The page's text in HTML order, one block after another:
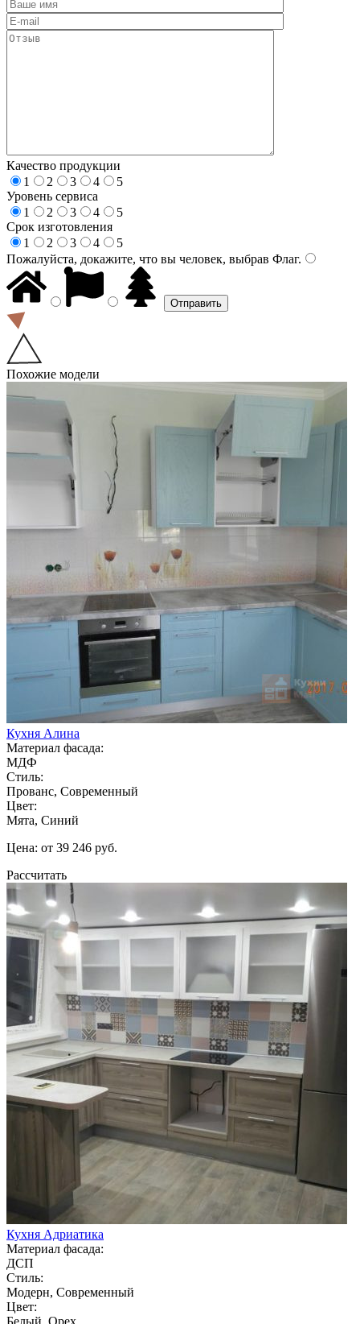
Качество продукции
1
2 3 4
5
Уровень сервиса
1
2 3 4
5
Срок изготовления
1
2 3 4
5
Пожалуйста, докажите, что вы человек, выбрав Флаг.
Похожие модели
Кухня Алина
Материал фасада:
МДФ
Стиль:
Прованс, Современный
Цвет:
Мята, Синий
Цена: от 39 246 руб.
Рассчитать
Кухня Адриатика
Материал фасада:
ДСП
Стиль:
Модерн, Современный
Цвет:
Белый, Орех